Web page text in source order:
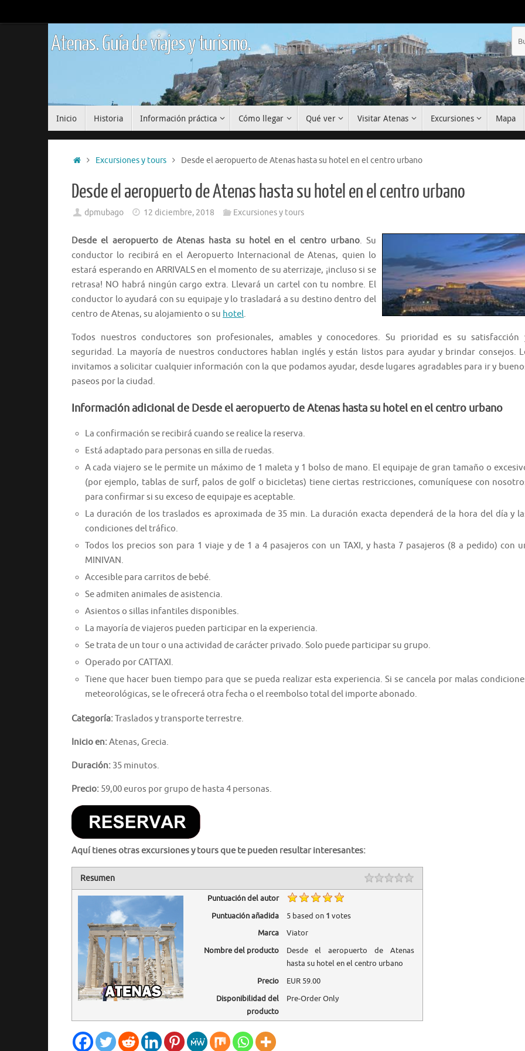
al
Atenas. Guía de viajes y turismo.
Inicio Historia Información práctica Cómo llegar Qué ver Visitar Atenas Excursiones Mapa
InicioExcursiones y tours Desde el aeropuerto de Atenas hasta su hotel en el centro urbano
Desde el aeropuerto de Atenas hasta su hotel en el centro urbano
dpmubago 12 diciembre, 2018 Excursiones y tours
Desde el aeropuerto de Atenas hasta su hotel en el centro urbano. Su
conductor lo recibirá en el Aeropuerto Internacional de Atenas, quien lo
estará esperando en ARRIVALS en el momento de su aterrizaje, ¡incluso si se
retrasa! NO habrá ningún cargo extra. Llevará un cartel con tu nombre. El
conductor lo ayudará con su equipaje y lo trasladará a su destino dentro del
centro de Atenas, su alojamiento o su hotel.
Todos nuestros conductores son profesionales, amables y conocedores. Su prioridad es su satisfacción
seguridad. La mayoría de nuestros conductores hablan inglés y están listos para ayudar y brindar consejos.
invitamos a solicitar cualquier información con la que podamos ayudar, desde lugares agradables para ir y
paseos por la ciudad.
Información adicional de Desde el aeropuerto de Atenas hasta su hotel en el centro urbano
La confirmación se recibirá cuando se realice la reserva.
Está adaptado para personas en silla de ruedas.
A cada viajero se le permite un máximo de 1 maleta y 1 bolso de mano. El equipaje de gran tamaño o
(por ejemplo, tablas de surf, palos de golf o bicicletas) tiene ciertas restricciones, comuníquese con
para confirmar si su exceso de equipaje es aceptable.
La duración de los traslados es aproximada de 35 min. La duración exacta dependerá de la hora del día y
condiciones del tráfico.
Todos los precios son para 1 viaje y de 1 a 4 pasajeros con un TAXI, y hasta 7 pasajeros (8 a pedido) con
MINIVAN.
Accesible para carritos de bebé.
Se admiten animales de asistencia.
Asientos o sillas infantiles disponibles.
La mayoría de viajeros pueden participar en la experiencia.
Se trata de un tour o una actividad de carácter privado. Solo puede participar su grupo.
Operado por CATTAXI.
Tiene que hacer buen tiempo para que se pueda realizar esta experiencia. Si se cancela por malas
meteorológicas, se le ofrecerá otra fecha o el reembolso total del importe abonado.
Categoría:Traslados y transporte terrestre.
Inicio en:Atenas, Grecia.
Duración: 35 minutos.
Precio: 59,00 euros por grupo de hasta 4 personas.
Aquí tienes otras excursiones y tours que te pueden resultar interesantes:
Resumen
Puntuación del autor
Puntuación añadida
5based on 1 votes
Marca
Viator
Nombre del producto
Desde el aeropuerto de Atenas
hasta su hotel en el centro urbano
Precio
EUR59.00
Disponibilidad del
producto
Pre-Order Only